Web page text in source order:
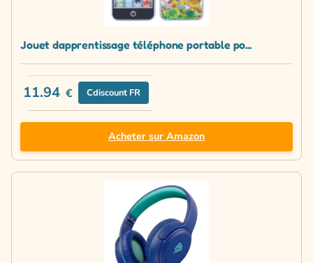
Jouet dapprentissage téléphone portable po...
11.94 € Cdiscount FR
Acheter sur Amazon